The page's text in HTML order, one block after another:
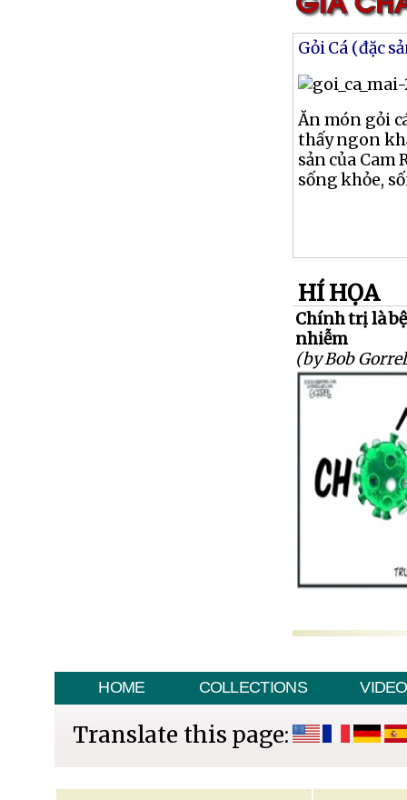
Gỏi Cá (đặc
Ăn món gỏi
thấy ngon
sản của
sống khỏe,
HÍ HỌA
Chính trị là
nhiễm
(by Bob
HOME COLLECTIONS VIDEO
Translate this page: